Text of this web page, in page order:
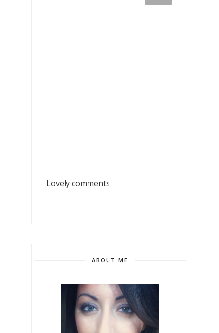
Lovely comments
ABOUT ME